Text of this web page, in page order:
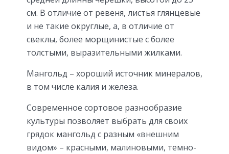
см. В отличие от ревеня, листья глянцевые
и не такие округлые, а, в отличие от
свеклы, более морщинистые с более
толстыми, выразительными жилками.
Мангольд – хороший источник минералов,
в том числе калия и железа.
Современное сортовое разнообразие
культуры позволяет выбрать для своих
грядок мангольд с разным «внешним
видом» – красными, малиновыми, темно-